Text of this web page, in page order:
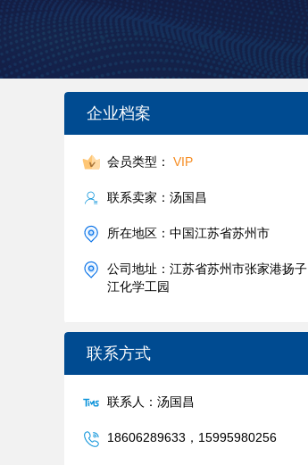
企业档案
会员类型： VIP
联系卖家：汤国昌
所在地区：中国江苏省苏州市
公司地址：江苏省苏州市张家港扬子
江化学工园
联系方式
联系人：汤国昌
18606289633，15995980256